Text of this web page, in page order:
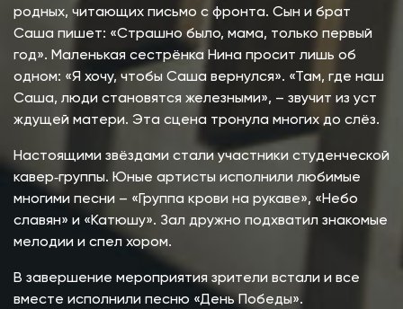
родных, читающих письмо с фронта. Сын и брат
Саша пишет: «Страшно было, мама, только первый
год». Маленькая сестрёнка Нина просит лишь об
одном: «Я хочу, чтобы Саша вернулся». «Там, где наш
Саша, люди становятся железными», – звучит из уст
ждущей матери. Эта сцена тронула многих до слёз.
Настоящими звёздами стали участники студенческой
кавер‑группы. Юные артисты исполнили любимые
многими песни – «Группа крови на рукаве», «Небо
славян» и «Катюшу». Зал дружно подхватил знакомые
мелодии и спел хором.
В завершение мероприятия зрители встали и все
вместе исполнили песню «День Победы».